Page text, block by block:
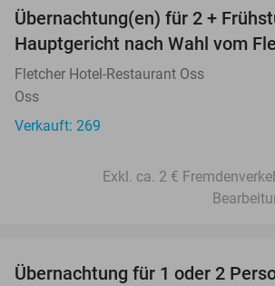
Übernachtung(en) für 2 +
Hauptgericht nach Wahl vom
Fletcher Hotel-Restaurant Oss
Oss
Verkauft: 269
Exkl. ca. 2 €
Übernachtung für 1 oder 2